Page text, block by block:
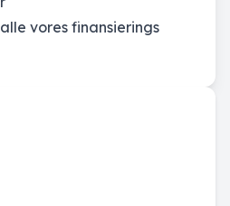
vores finansierings